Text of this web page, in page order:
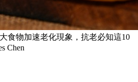
食物加速老化現象，抗老必知這10
Chen